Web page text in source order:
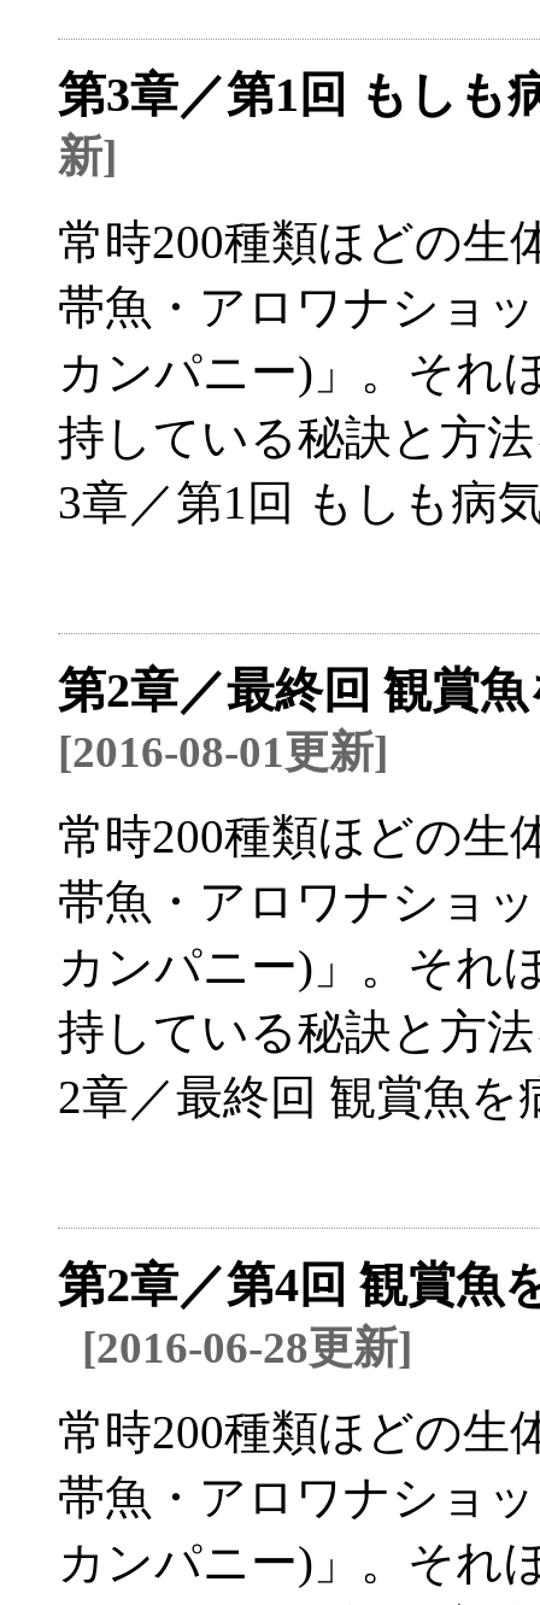
第3章／第1回 もし
新]
常時200種類ほどの生
帯魚・アロワナショ
カンパニー)」。それ
持している秘訣と方
3章／第1回 もしも病
第2章／最終回 観賞
[2016-08-01更新]
常時200種類ほどの生
帯魚・アロワナショ
カンパニー)」。それ
持している秘訣と方
2章／最終回 観賞魚
第2章／第4回 観賞魚
[2016-06-28更新]
常時200種類ほどの生
帯魚・アロワナショ
カンパニー)」。それ